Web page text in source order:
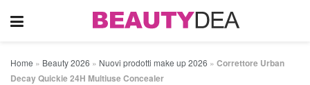
Home » Beauty 2026 » Nuovi prodotti make up 2026 » Correttore Urban
Decay Quickie 24H Multiuse Concealer